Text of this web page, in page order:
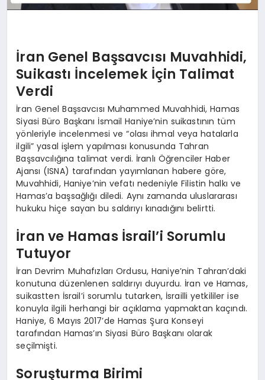
İran Genel Başsavcısı Muvahhidi,
Suikastı İncelemek İçin Talimat
Verdi
İran Genel Başsavcısı Muhammed Muvahhidi, Hamas
Siyasi Büro Başkanı İsmail Haniye’nin suikastının tüm
yönleriyle incelenmesi ve “olası ihmal veya hatalarla
ilgili” yasal işlem yapılması konusunda Tahran
Başsavcılığına talimat verdi. İranlı Öğrenciler Haber
Ajansı (ISNA) tarafından yayımlanan habere göre,
Muvahhidi, Haniye’nin vefatı nedeniyle Filistin halkı ve
Hamas’a başsağlığı diledi. Aynı zamanda uluslararası
hukuku hiçe sayan bu saldırıyı kınadığını belirtti.
İran ve Hamas İsrail’i Sorumlu
Tutuyor
İran Devrim Muhafızları Ordusu, Haniye’nin Tahran’daki
konutuna düzenlenen saldırıyı duyurdu. İran ve Hamas,
suikastten İsrail’i sorumlu tutarken, İsrailli yetkililer ise
konuyla ilgili herhangi bir açıklama yapmaktan kaçındı.
Haniye, 6 Mayıs 2017’de Hamas Şura Konseyi
tarafından Hamas’ın Siyasi Büro Başkanı olarak
seçilmişti.
Soruşturma Birimi